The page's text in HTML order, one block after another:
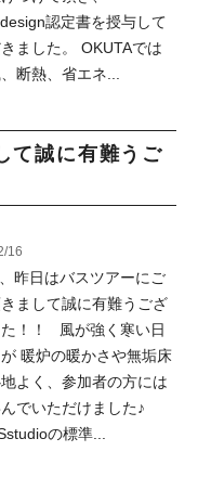
認定書を授与して
ました。 OKUTAでは
断熱、省エネ...
て誠に有難うご
16
昨日はバスツアーにご
まして誠に有難うござ
！！ 風が強く寒い日
暖炉の暖かさや無垢床
よく、参加者の方には
でいただけました♪
の標準...